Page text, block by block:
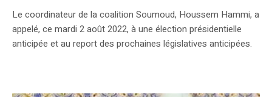
Le coordinateur de la coalition Soumoud, Houssem Hammi, a
appelé, ce mardi 2 août 2022, à une élection présidentielle
anticipée et au report des prochaines législatives anticipées.